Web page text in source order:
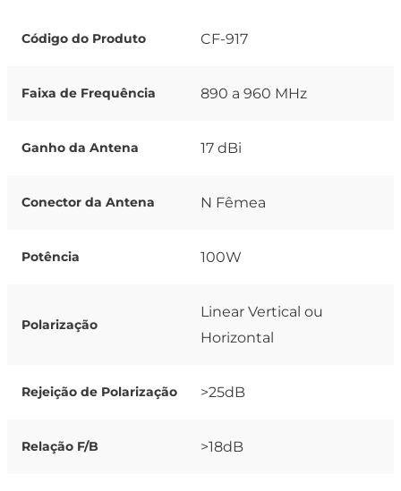
Código do Produto CF-917
Faixa de Frequência 890 a 960 MHz
Ganho da Antena 17 dBi
Conector da Antena N Fêmea
Potência 100W
Polarização
Linear Vertical ou
Horizontal
Rejeição de Polarização >25dB
Relação F/B >18dB